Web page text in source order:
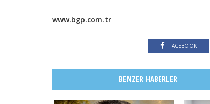
www.bgp.com.tr
FACEBOOK
BENZER HABERLER